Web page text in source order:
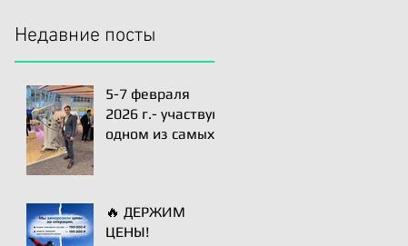
Недавние посты
5-7 февраля
2026 г.- участвую
одном из самых
хирургии
плечевого
🔥 ДЕРЖИМ
ЦЕНЫ!